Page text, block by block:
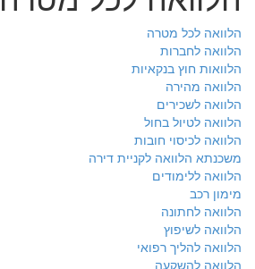
הלוואה לכל מטרה
הלוואה לחברות
הלוואות חוץ בנקאיות
הלוואה מהירה
הלוואה לשכירים
הלוואה לטיול בחול
הלוואה לכיסוי חובות
משכנתא הלוואה לקניית דירה
הלוואה ללימודים
מימון רכב
הלוואה לחתונה
הלוואה לשיפוץ
הלוואה להליך רפואי
הלוואה להשקעה